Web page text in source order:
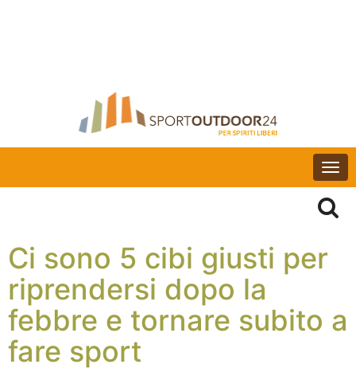
Ci sono 5 cibi giusti per
riprendersi dopo la
febbre e tornare subito a
fare sport